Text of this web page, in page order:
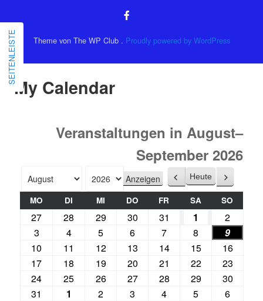
My Calendar
Veranstaltungen in August–
September 2026
Monat
Jahr Zurück
Heute Weiter
MO DI MI DO FR SA SO
27 28 29 30 31 1
2
3
4 5 6 7 8
9
10
11 12 13 14 15
16
17
18 19 20 21 22
23
24
25 26 27 28 29
30
31
1 2 3 4 5
6
SEITENLEISTE Theme von The WP Club . Proudly powered by WordPress